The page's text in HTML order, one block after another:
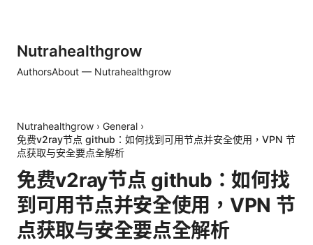
Nutrahealthgrow
AuthorsAbout — Nutrahealthgrow
Nutrahealthgrow › General ›
免费v2ray节点 github：如何找到可用节点并安全使用，VPN 节
点获取与安全要点全解析
免费v2ray节点 github：如何找
到可用节点并安全使用，VPN 节
点获取与安全要点全解析